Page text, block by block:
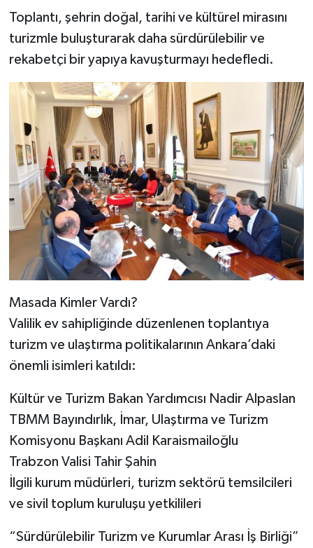
Toplantı, şehrin doğal, tarihi ve kültürel mirasını
turizmle buluşturarak daha sürdürülebilir ve
rekabetçi bir yapıya kavuşturmayı hedefledi.
Masada Kimler Vardı?
Valilik ev sahipliğinde düzenlenen toplantıya
turizm ve ulaştırma politikalarının Ankara’daki
önemli isimleri katıldı:
Kültür ve Turizm Bakan Yardımcısı Nadir Alpaslan
TBMM Bayındırlık, İmar, Ulaştırma ve Turizm
Komisyonu Başkanı Adil Karaismailoğlu
Trabzon Valisi Tahir Şahin
İlgili kurum müdürleri, turizm sektörü temsilcileri
ve sivil toplum kuruluşu yetkilileri
“Sürdürülebilir Turizm ve Kurumlar Arası İş Birliği”